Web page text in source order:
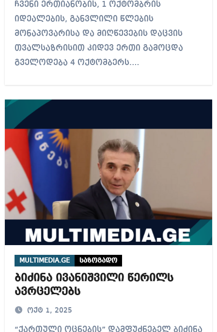
ხედავენ
ჩვენი ერთიანობის, 1 ოქტომბრის
იდეალების, განვლილი წლების
მონაპოვარისა და მიღწევების დაცვის
თვალსაზრისით კიდევ ერთი გამოცდა
გველოდება 4 ოქტომბერს.…
MULTIMEDIA.GE საზოგადო
ბიძინა ივანიშვილი წერილს
ავრცელებს
ოქტ 1, 2025
“ქართული ოცნების” დამფუძნებელ ბიძინა